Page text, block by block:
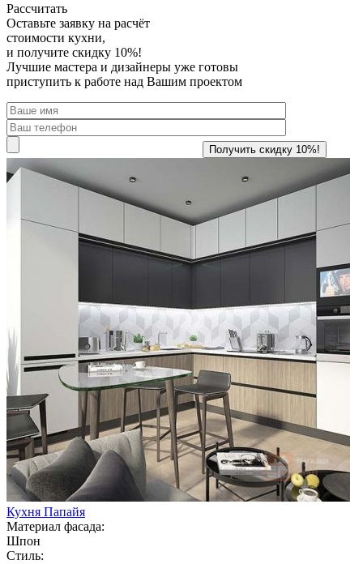
Рассчитать
Оставьте заявку на расчёт
стоимости кухни,
и получите скидку 10%!
Лучшие мастера и дизайнеры уже готовы
приступить к работе над Вашим проектом
Кухня Папайя
Материал фасада:
Шпон
Стиль: